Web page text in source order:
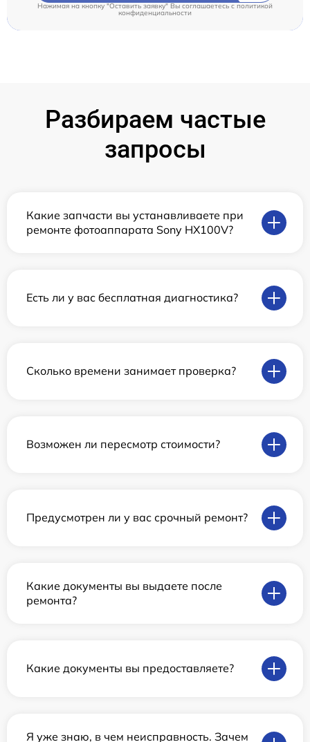
Нажимая на кнопку "Оставить заявку" Вы соглашаетесь cполитикой
конфиденциальности
Разбираем частые
запросы
Какие запчасти вы устанавливаете при
ремонте фотоаппарата Sony HX100V?
Есть ли у вас бесплатная диагностика?
Сколько времени занимает проверка?
Возможен ли пересмотр стоимости?
Предусмотрен ли у вас срочный ремонт?
Какие документы вы выдаете после
ремонта?
Какие документы вы предоставляете?
Я уже знаю, в чем неисправность. Зачем